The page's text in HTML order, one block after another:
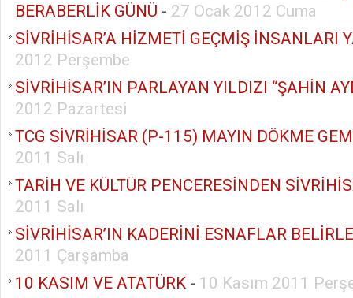
BERABERLİK GÜNÜ - 27 Ocak 2012 Cuma
SİVRİHİSAR’A HİZMETİ GEÇMİŞ İNSANLARI
2012 Perşembe
SİVRİHİSAR’IN PARLAYAN YILDIZI “ŞAHİN
2012 Pazartesi
TCG SİVRİHİSAR (P-115) MAYIN DÖKME
2011 Salı
TARİH VE KÜLTÜR PENCERESİNDEN
2011 Salı
SİVRİHİSAR’IN KADERİNİ ESNAFLAR
2011 Çarşamba
10 KASIM VE ATATÜRK - 10 Kasım 2011